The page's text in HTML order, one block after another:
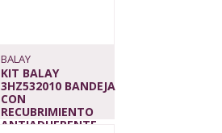
BALAY
KIT BALAY
3HZ532010 BANDEJA
CON
RECUBRIMIENTO
ANTIADHERENTE